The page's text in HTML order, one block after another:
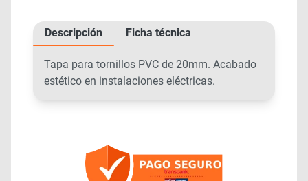
Descripción Ficha técnica
Tapa para tornillos PVC de 20mm. Acabado
estético en instalaciones eléctricas.